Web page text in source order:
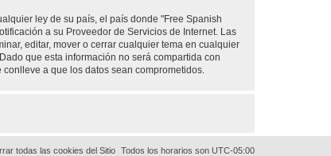
ley de su país, el país donde "Free Spanish
a su Proveedor de Servicios de Internet. Las
editar, mover o cerrar cualquier tema en cualquier
que esta información no será compartida con
a que los datos sean comprometidos.
Todos los horarios son UTC-05:00
todas las cookies del Sitio